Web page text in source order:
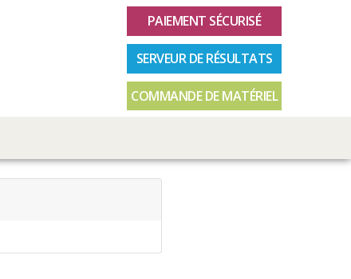
PAIEMENT SÉCURISÉ
SERVEUR DE RÉSULTATS
COMMANDE DE MATÉRIEL